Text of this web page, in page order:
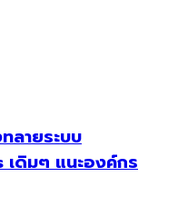
ลายระบบ
ดิมๆ แนะองค์กร